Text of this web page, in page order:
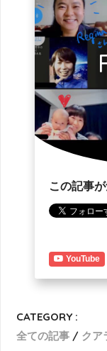
この記事
YouTube
CATEGORY :
全ての記事
クア